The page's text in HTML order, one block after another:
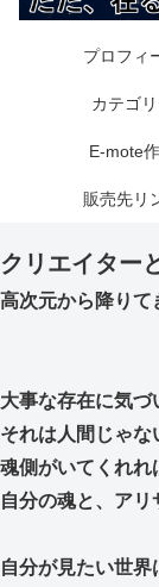
プロフィ
カテゴ
E-mote
販売先リ
クリエイター
高次元から降りて
大事な存在に気づ
それは人間じゃな
魂側がいてくれれ
自分の魂と、アリ
自分が見たい世界